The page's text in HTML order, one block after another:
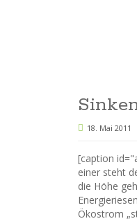
18. Mai 2011
[caption
einer steht
die Höhe
Ökostrom